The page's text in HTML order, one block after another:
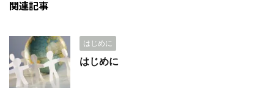
関連記事
はじめに
はじめに